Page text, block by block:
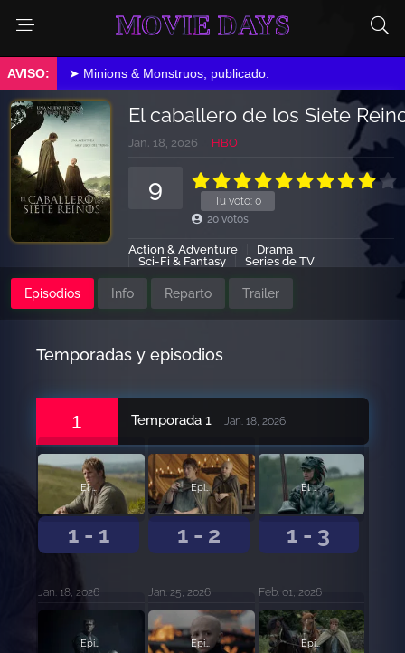
MOVIE DAYS
➤ Minions & Monstruos, publicado.
El caballero de los Siete
Jan. 18, 2026 HBO
Tu voto: 0
9
20 votos
Action & Adventure
Drama
Sci-Fi & Fantasy
Series de TV
Episodios Info Reparto Trailer
Temporadas y episodios
1 Temporada 1 Jan. 18, 2026
1 - 1
El Caballero Errante
Jan. 18, 2026
1 - 2
Episodio 2
Jan. 25, 2026
1 - 3
El Escudero
Feb. 01, 2026
Episodio 4 Episodio 5 Episodio 6